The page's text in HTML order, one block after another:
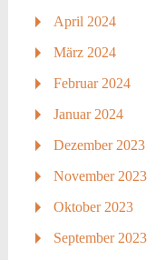
April 2024
März 2024
Februar 2024
Januar 2024
Dezember 2023
November 2023
Oktober 2023
September 2023